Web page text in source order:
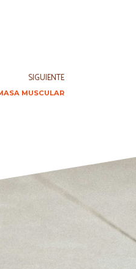
SIGUIENTE
MUSCULAR